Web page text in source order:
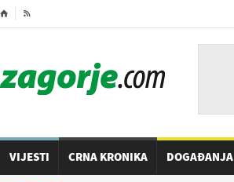
⌂ 
VIJESTI CRNA KRONIKA DOGAĐANJA